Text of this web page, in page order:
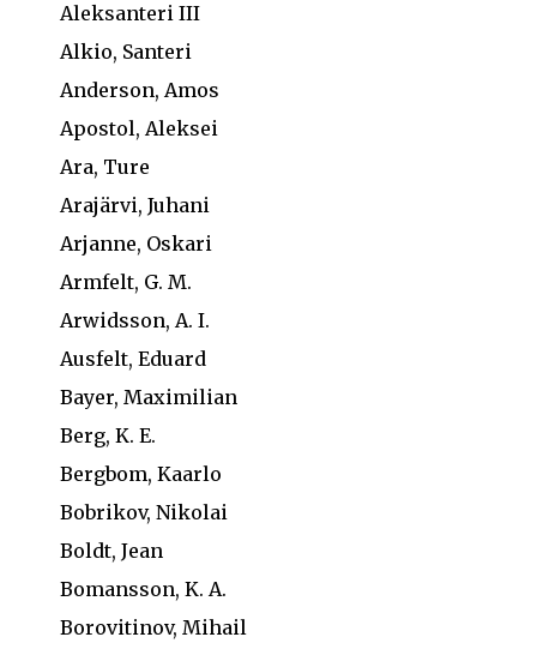
Aleksanteri III
Alkio, Santeri
Anderson, Amos
Apostol, Aleksei
Ara, Ture
Arajärvi, Juhani
Arjanne, Oskari
Armfelt, G. M.
Arwidsson, A. I.
Ausfelt, Eduard
Bayer, Maximilian
Berg, K. E.
Bergbom, Kaarlo
Bobrikov, Nikolai
Boldt, Jean
Bomansson, K. A.
Borovitinov, Mihail